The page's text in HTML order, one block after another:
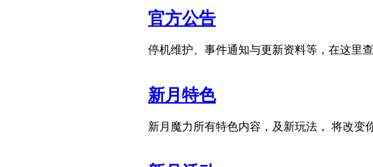
官方公告
停机维护、事件通知与更新资料等，在这里查
新月特色
新月魔力所有特色内容，及新玩法， 将改变